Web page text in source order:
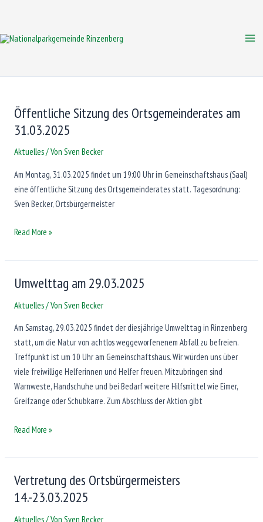
springen
Öffentliche Sitzung des Ortsgemeinderates am
31.03.2025
Aktuelles/ Von Sven Becker
Am Montag, 31.03.2025 findet um 19:00 Uhr im Gemeinschaftshaus (Saal)
eine öffentliche Sitzung des Ortsgemeinderates statt. Tagesordnung:
Sven Becker, Ortsbürgermeister
Öffentliche
des
am
31.03.2025
Read More »
Umwelttag am 29.03.2025
Aktuelles/ Von Sven Becker
Am Samstag, 29.03.2025 findet der diesjährige Umwelttag in Rinzenberg
statt, um die Natur von achtlos weggeworfenenem Abfall zu befreien.
Treffpunkt ist um 10 Uhr am Gemeinschaftshaus. Wir würden uns über
viele freiwillige Helferinnen und Helfer freuen. Mitzubringen sind
Warnweste, Handschuhe und bei Bedarf weitere Hilfsmittel wie Eimer,
Greifzange oder Schubkarre. Zum Abschluss der Aktion gibt
Umwelttag
29.03.2025
Read More »
Vertretung des Ortsbürgermeisters
14.-23.03.2025
Aktuelles/ Von Sven Becker